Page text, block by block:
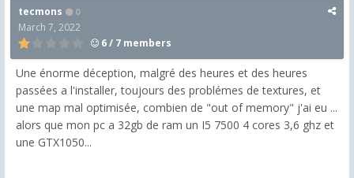
tecmons 0
March 7, 2022
6 / 7 members
Une énorme déception, malgré des heures et des heures
passées a l'installer, toujours des problémes de textures, et
une map mal optimisée, combien de "out of memory" j'ai eu ...
alors que mon pc a 32gb de ram un I5 7500 4 cores 3,6 ghz et
une GTX1050...